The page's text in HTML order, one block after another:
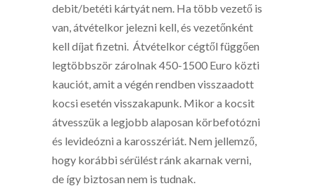
debit/betéti kártyát nem. Ha több vezető is
van, átvételkor jelezni kell, és vezetőnként
kell díjat fizetni. Átvételkor cégtől függően
legtöbbször zárolnak 450-1500 Euro közti
kauciót, amit a végén rendben visszaadott
kocsi esetén visszakapunk. Mikor a kocsit
átvesszük a legjobb alaposan körbefotózni
és levideózni a karosszériát. Nem jellemző,
hogy korábbi sérülést ránk akarnak verni,
de így biztosan nem is tudnak.